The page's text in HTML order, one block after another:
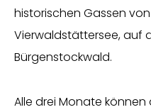
historischen Gassen von
Vierwaldstättersee, auf
Bürgenstockwald.
Alle drei Monate